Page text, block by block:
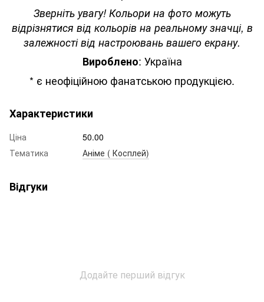
Зверніть увагу! Кольори на фото можуть
відрізнятися від кольорів на реальному значці, в
залежності від настроювань вашего екрану.
Вироблено: Україна
* є неофіційною фанатською продукцією.
Характеристики
Ціна
50.00
Тематика
Аніме ( Косплей)
Відгуки
Додайте перший відгук